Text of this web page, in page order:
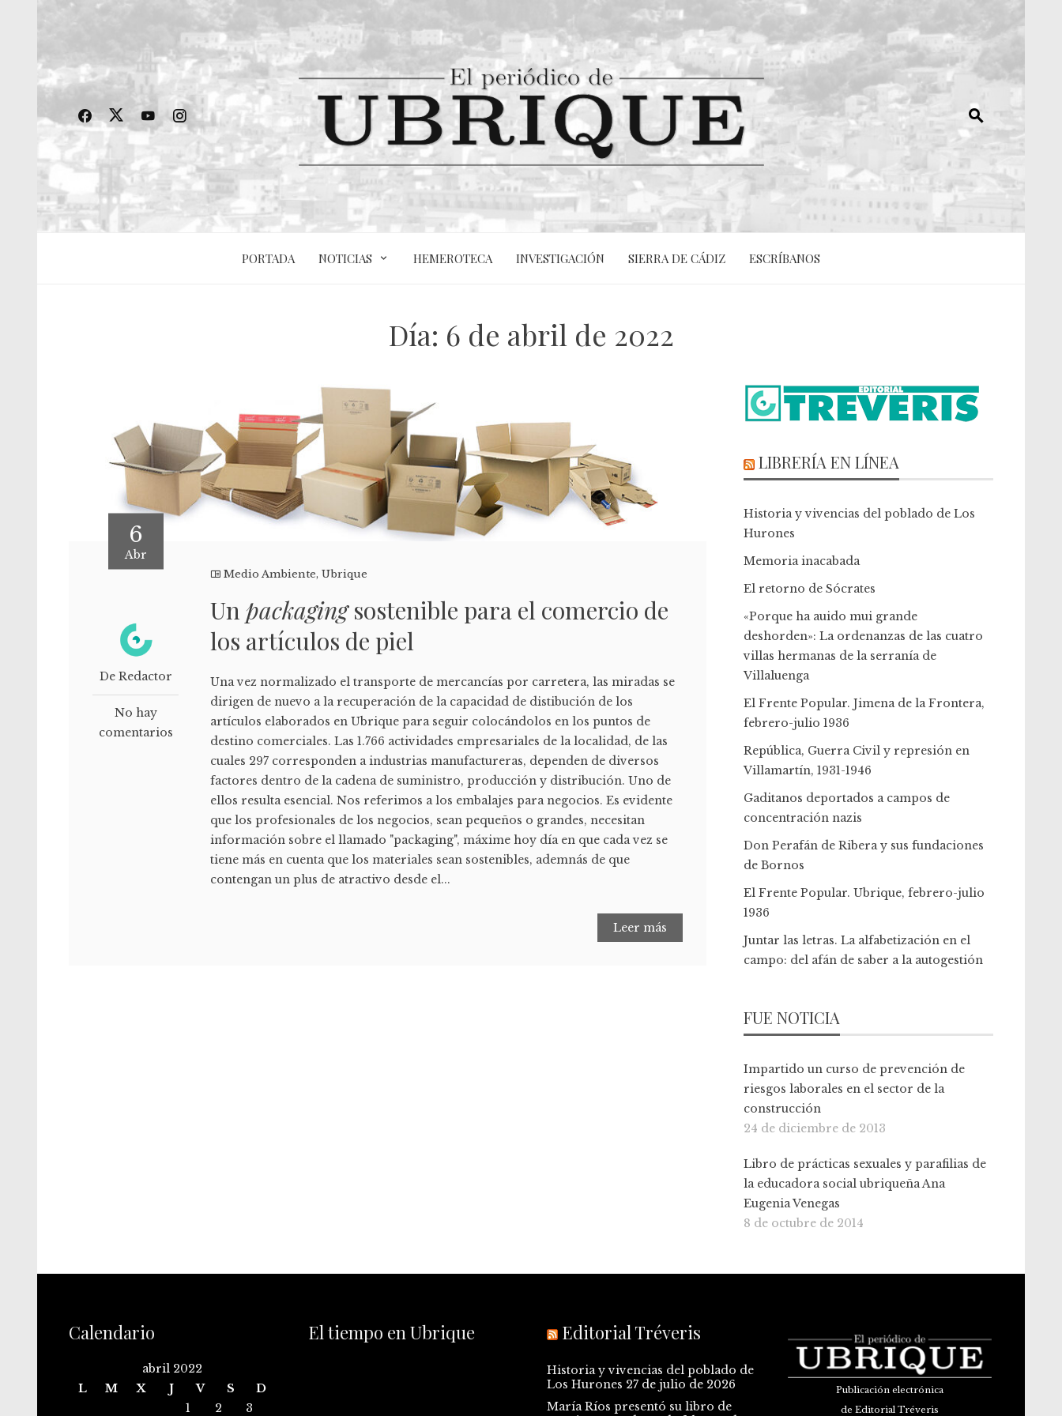
PORTADA NOTICIAS HEMEROTECA INVESTIGACIÓN SIERRA DE CÁDIZ ESCRÍBANOS
Día: 6 de abril de 2022
6
Abr
De Redactor
No hay
comentarios
Medio Ambiente,Ubrique
Un packagingsostenible para el comercio de
los artículos de piel
Una vez normalizado el transporte de mercancías por carretera, las miradas se
dirigen de nuevo a la recuperación de la capacidad de distibución de los
artículos elaborados en Ubrique para seguir colocándolos en los puntos de
destino comerciales. Las 1.766 actividades empresariales de la localidad, de las
cuales 297 corresponden a industrias manufactureras, dependen de diversos
factores dentro de la cadena de suministro, producción y distribución. Uno de
ellos resulta esencial. Nos referimos a los embalajes para negocios. Es evidente
que los profesionales de los negocios, sean pequeños o grandes, necesitan
información sobre el llamado "packaging", máxime hoy día en que cada vez se
tiene más en cuenta que los materiales sean sostenibles, ademnás de que
contengan un plus de atractivo desde el...
Leer más
LIBRERÍA EN LÍNEA
Historia y vivencias del poblado de Los
Hurones
Memoria inacabada
El retorno de Sócrates
«Porque ha auido mui grande
deshorden»: La ordenanzas de las cuatro
villas hermanas de la serranía de
Villaluenga
El Frente Popular. Jimena de la Frontera,
febrero-julio 1936
República, Guerra Civil y represión en
Villamartín, 1931-1946
Gaditanos deportados a campos de
concentración nazis
Don Perafán de Ribera y sus fundaciones
de Bornos
El Frente Popular. Ubrique, febrero-julio
1936
Juntar las letras. La alfabetización en el
campo: del afán de saber a la autogestión
FUE NOTICIA
Impartido un curso de prevención de
riesgos laborales en el sector de la
construcción
24 de diciembre de 2013
Libro de prácticas sexuales y parafilias de
la educadora social ubriqueña Ana
Eugenia Venegas
8 de octubre de 2014
Calendario
abril 2022
L
M X J V S
D
1
2 3
El tiempo en Ubrique Editorial Tréveris
Historia y vivencias del poblado de
Los Hurones 27 de julio de 2026
María Ríos presentó su libro de
Publicación electrónica
de Editorial Tréveris